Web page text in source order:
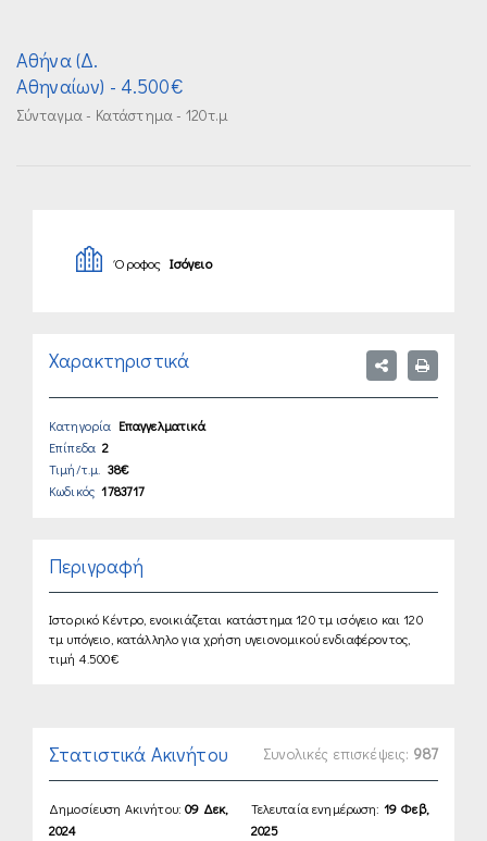
Αθήνα (Δ.
Αθηναίων) - 4.500€
Σύνταγμα - Κατάστημα - 120τ.μ
Όροφος Ισόγειο
Χαρακτηριστικά
Κατηγορία Επαγγελματικά
Επίπεδα 2
Τιμή/τ.μ. 38€
Κωδικός 1783717
Περιγραφή
Ιστορικό Κέντρο, ενοικιάζεται κατάστημα 120 τμ ισόγειο και 120
τμ υπόγειο, κατάλληλο για χρήση υγειονομικού ενδιαφέροντος,
τιμή 4.500€
Στατιστικά Ακινήτου Συνολικές επισκέψεις: 987
Δημοσίευση Ακινήτου: 09 Δεκ,
2024
Τελευταία ενημέρωση:
2025